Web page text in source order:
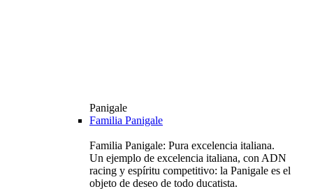
Panigale
Familia Panigale
Familia Panigale: Pura excelencia italiana.
Un ejemplo de excelencia italiana, con ADN
racing y espíritu competitivo: la Panigale es el
objeto de deseo de todo ducatista.